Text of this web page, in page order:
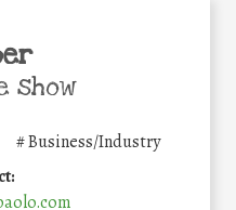
show
#Business/Industry